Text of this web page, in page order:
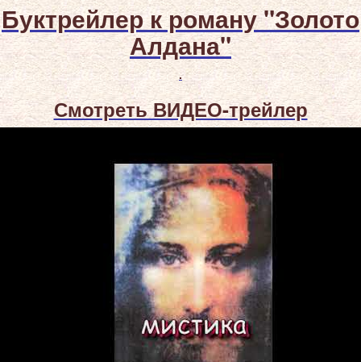
Буктрейлер к роману "Золото
Алдана"
.
Смотреть ВИДЕО-трейлер